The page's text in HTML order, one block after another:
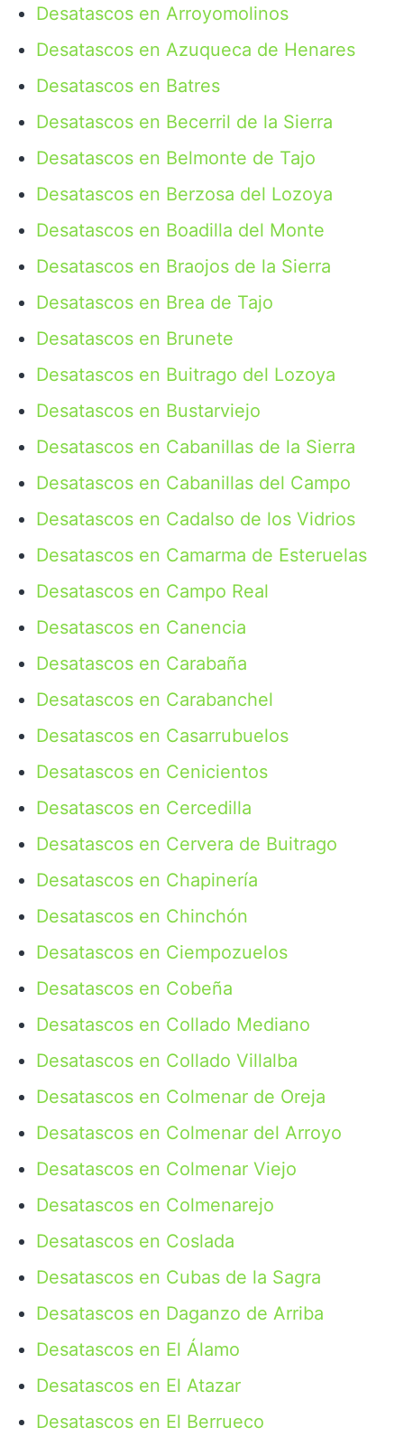
Desatascos en Arroyomolinos
Desatascos en Azuqueca de Henares
Desatascos en Batres
Desatascos en Becerril de la Sierra
Desatascos en Belmonte de Tajo
Desatascos en Berzosa del Lozoya
Desatascos en Boadilla del Monte
Desatascos en Braojos de la Sierra
Desatascos en Brea de Tajo
Desatascos en Brunete
Desatascos en Buitrago del Lozoya
Desatascos en Bustarviejo
Desatascos en Cabanillas de la Sierra
Desatascos en Cabanillas del Campo
Desatascos en Cadalso de los Vidrios
Desatascos en Camarma de Esteruelas
Desatascos en Campo Real
Desatascos en Canencia
Desatascos en Carabaña
Desatascos en Carabanchel
Desatascos en Casarrubuelos
Desatascos en Cenicientos
Desatascos en Cercedilla
Desatascos en Cervera de Buitrago
Desatascos en Chapinería
Desatascos en Chinchón
Desatascos en Ciempozuelos
Desatascos en Cobeña
Desatascos en Collado Mediano
Desatascos en Collado Villalba
Desatascos en Colmenar de Oreja
Desatascos en Colmenar del Arroyo
Desatascos en Colmenar Viejo
Desatascos en Colmenarejo
Desatascos en Coslada
Desatascos en Cubas de la Sagra
Desatascos en Daganzo de Arriba
Desatascos en El Álamo
Desatascos en El Atazar
Desatascos en El Berrueco